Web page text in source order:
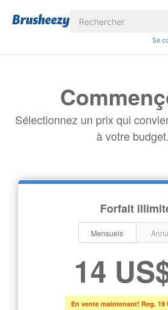
Se
Sélectionnez un prix qui
à votre
Forfait
Mensuels
14
En vente maintenant! Reg. 19